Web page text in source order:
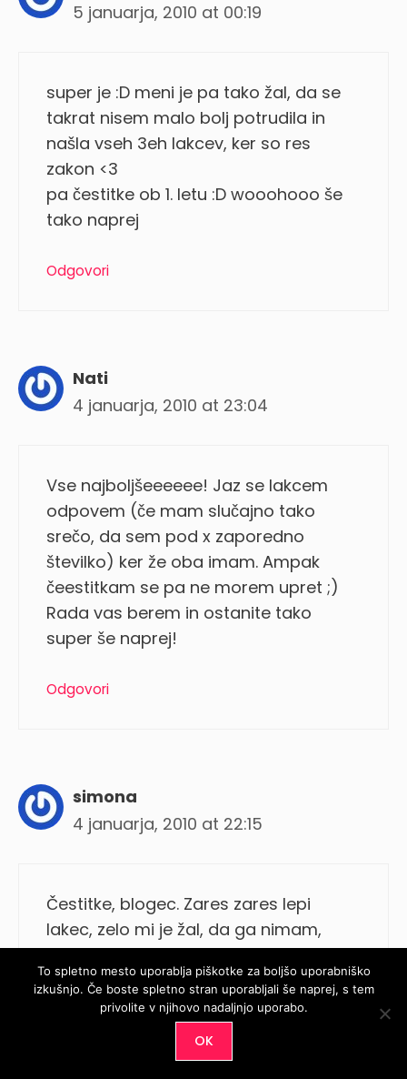
5 januarja, 2010 at 00:19
super je :D meni je pa tako žal, da se
takrat nisem malo bolj potrudila in
našla vseh 3eh lakcev, ker so res
zakon <3
pa čestitke ob 1. letu :D wooohooo še
tako naprej
Odgovori
Nati
4 januarja, 2010 at 23:04
Vse najboljšeeeeee! Jaz se lakcem
odpovem (če mam slučajno tako
srečo, da sem pod x zaporedno
številko) ker že oba imam. Ampak
čeestitkam se pa ne morem upret ;)
Rada vas berem in ostanite tako
super še naprej!
Odgovori
simona
4 januarja, 2010 at 22:15
Čestitke, blogec. Zares zares lepi
lakec, zelo mi je žal, da ga nimam,
mene je obsedenost z Essence LE
zgrabila komaj pri naslednji LE (50
reloaded), ker sem komaj v tistem
času odkrila Parokeets, mi ja žal, da ga
To spletno mesto uporablja piškotke za boljšo uporabniško
izkušnjo. Če boste spletno stran uporabljali še naprej, s tem
privolite v njihovo nadaljnjo uporabo.
OK